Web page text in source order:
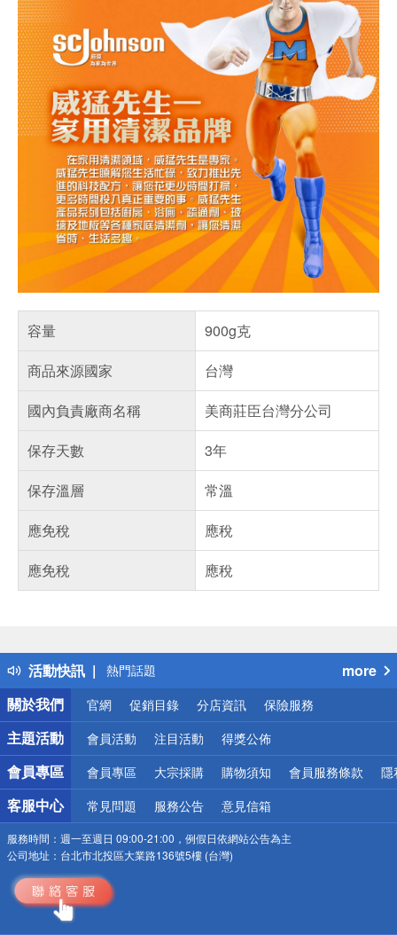
容量
900g克
商品來源國家
台灣
國內負責廠商名稱
美商莊臣台灣分公司
保存天數
3年
保存溫層
常溫
應免稅
應稅
應免稅
應稅
活動快訊
得獎公告
熱門話題
銀行優惠
偏遠地區配送
詐騙網頁！請小心！
more
關於我們
官網 促銷目錄 分店資訊 保險服務
主題活動 會員活動 注目活動 得獎公佈
會員專區 會員專區 大宗採購 購物須知 會員服務條款 隱
客服中心 常見問題 服務公告 意見信箱
服務時間： 週一至週日 09:00-21:00，例假日依網站公告為主
公司地址： 台北市北投區大業路136號5樓 (台灣)